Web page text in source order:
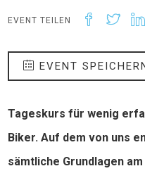
EVENT TEILEN
EVENT
Tageskurs für wenig
Biker. Auf dem von uns
sämtliche Grundlagen